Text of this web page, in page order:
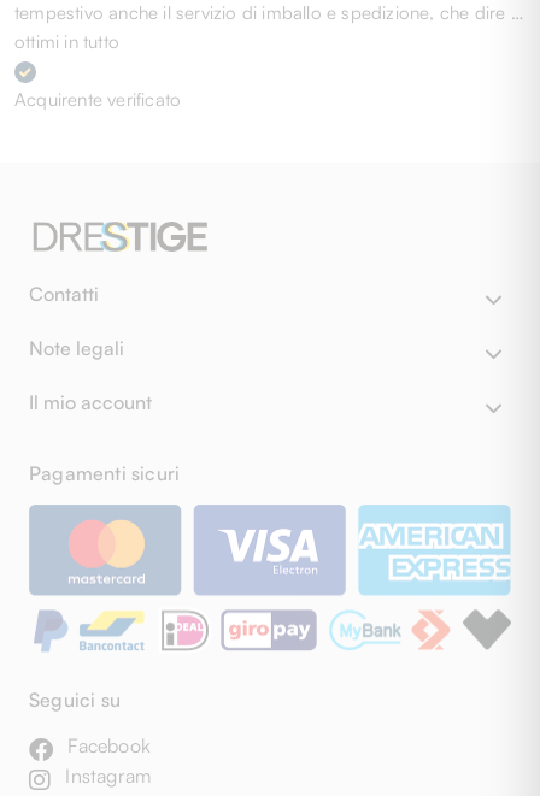
tempestivo anche il servizio di imballo e spedizione, che dire …
ottimi in tutto
Acquirente verificato
Contatti
Note legali
Il mio account
Pagamenti sicuri
Seguici su
Facebook
Instagram